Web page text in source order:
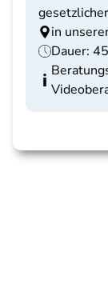
in
Dauer: